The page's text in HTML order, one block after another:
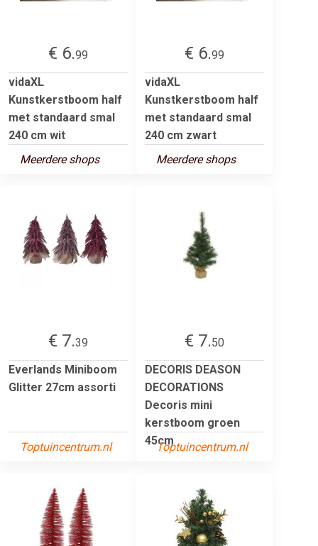
€ 6.99
vidaXL
Kunstkerstboom half
met standaard smal
240 cm wit
Meerdere shops
€ 6.99
vidaXL
Kunstkerstboom half
met standaard smal
240 cm zwart
Meerdere shops
€ 7.39
Everlands Miniboom
Glitter 27cm assorti
Toptuincentrum.nl
€ 7.50
DECORIS DEASON
DECORATIONS
Decoris mini
kerstboom groen
45cm
Toptuincentrum.nl